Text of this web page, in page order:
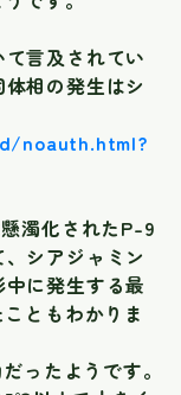
言及されてい
相の発生はシ
noauth.html?
濁化されたP-9
シアジャミン
に発生する最
ともわかりま
ったようです。